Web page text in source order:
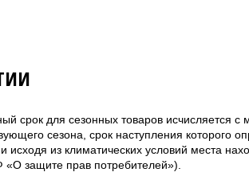
срок для сезонных товаров исчисляется с
сезона, срок наступления которого
исходя из климатических условий места
«О защите прав потребителей»).